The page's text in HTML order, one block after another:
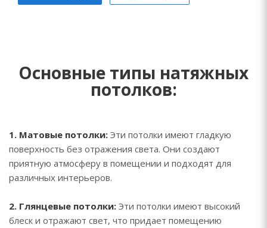
Основные типы натяжных
потолков:
1. Матовые потолки: Эти потолки имеют гладкую
поверхность без отражения света. Они создают
приятную атмосферу в помещении и подходят для
различных интерьеров.
2. Глянцевые потолки: Эти потолки имеют высокий
блеск и отражают свет, что придает помещению